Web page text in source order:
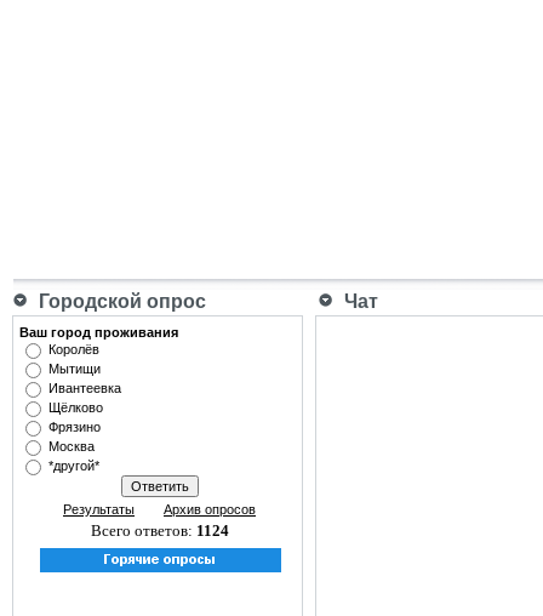
Городской опрос Чат
Ваш город проживания
Королёв
Мытищи
Ивантеевка
Щёлково
Фрязино
Москва
*другой*
Результаты Архив опросов
Всего ответов: 1124